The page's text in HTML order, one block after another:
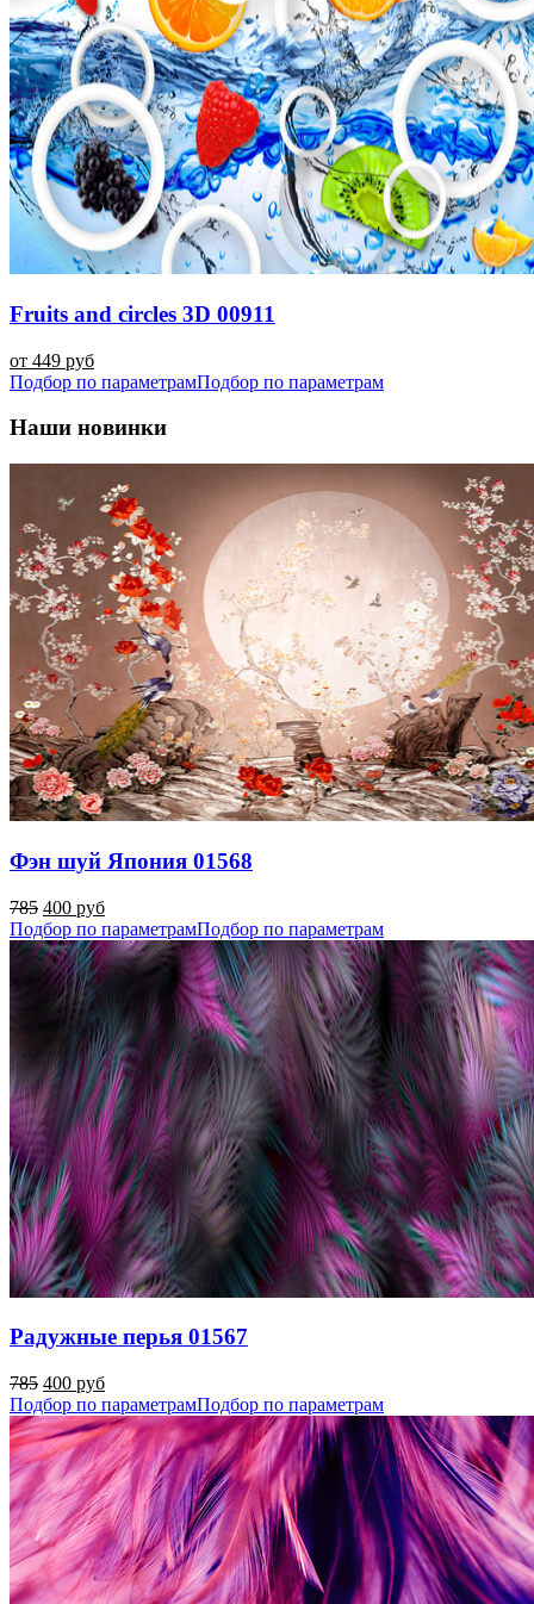
Fruits and circles 3D 00911
от 449 руб
Подбор по параметрамПодбор по параметрам
Наши новинки
Фэн шуй Япония 01568
785 400 руб
Подбор по параметрамПодбор по параметрам
Радужные перья 01567
785 400 руб
Подбор по параметрамПодбор по параметрам